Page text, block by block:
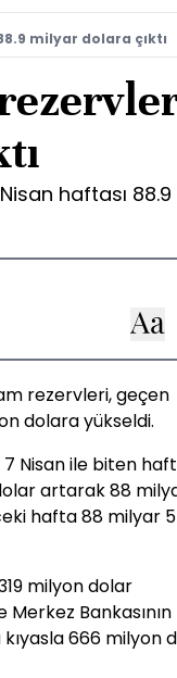
milyar dolara çıktı
haftası 88.9
rezervleri, geçen
dolara yükseldi.
Nisan ile biten
artarak 88
hafta 88 milyar
milyon dolar
Merkez Bankasının
666 milyon